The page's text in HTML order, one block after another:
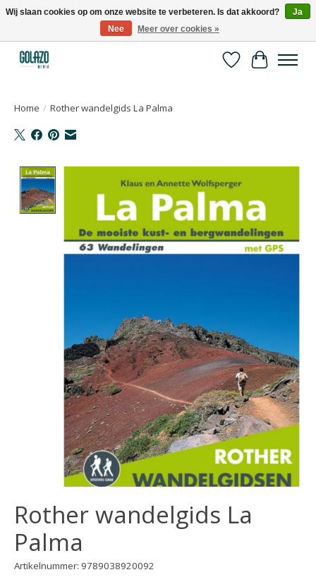
Kennispartner in sport, bewegen en gezondheid
Verlanglijst
Home / Rother wandelgids La Palma
Rother wandelgids La
Palma
Artikelnummer: 9789038920092
Wij slaan cookies op om onze website te verbeteren. Is dat akkoord?
Ja
Nee
Meer over cookies »